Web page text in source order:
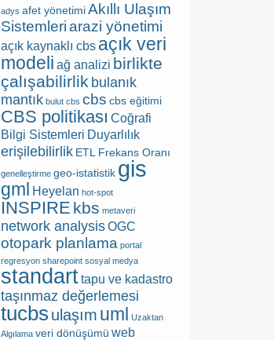
adys afet yönetimi Akıllı Ulaşım
Sistemleri arazi yönetimi
açık kaynaklı cbs açık veri
modeli ağ analizi birlikte
çalışabilirlik bulanık
mantık bulut cbs cbs cbs eğitimi
CBS politikası Coğrafi
Bilgi Sistemleri Duyarlılık
erişilebilirlik ETL Frekans Oranı
genelleştirme geo-istatistik gis
gml Heyelan hot-spot
INSPIRE kbs metaveri
network analysisOGC
otopark planlama portal
regresyon sharepoint sosyal medya
standarttapu ve kadastro
taşınmaz değerlemesi
tucbs ulaşım uml Uzaktan
Algılama veri dönüşümü web